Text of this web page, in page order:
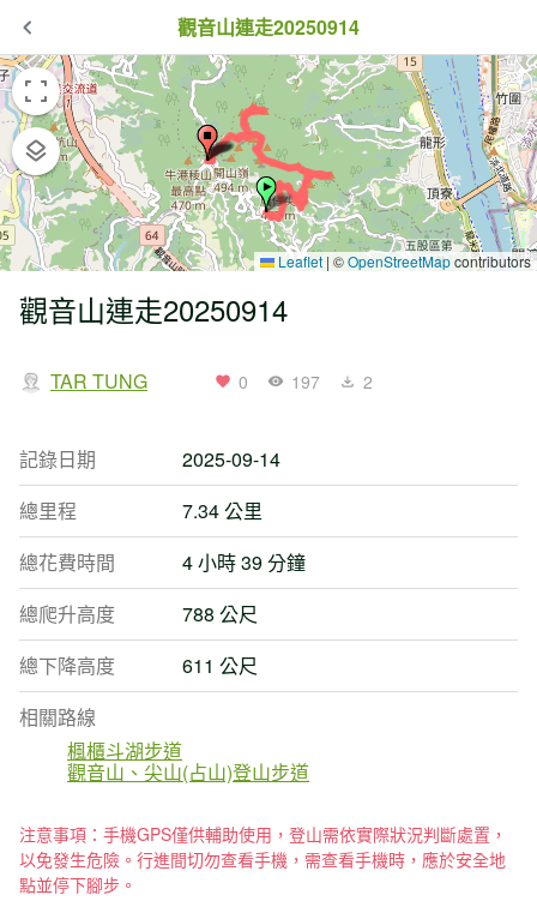
觀音山連走20250914
Leaflet | ©OpenStreetMapcontributors
觀音山連走20250914
TAR TUNG 0 197 2
記錄日期
2025-09-14
總里程
7.34 公里
總花費時間
4 小時 39 分鐘
總爬升高度
788 公尺
總下降高度
611 公尺
相關路線
楓櫃斗湖步道
觀音山、尖山(占山)登山步道
注意事項：手機GPS僅供輔助使用，登山需依實際狀況判斷處置，
以免發生危險。行進間切勿查看手機，需查看手機時，應於安全地
點並停下腳步。